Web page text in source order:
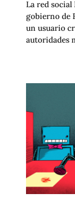
La red social
gobierno de
un usuario
autoridades